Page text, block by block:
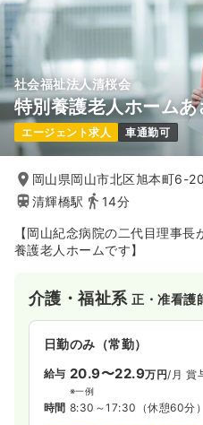
社会福祉法人清桜会
特別養護老人ホームあ
エージェント求人 車通勤可
岡山県岡山市北区旭本町6-20
清輝橋駅
14分
【岡山紀念病院の二代目理事
養護老人ホームです】
介護・福祉系正・准看護
日勤のみ（常勤）
給与 20.9〜22.9万円/月 賞
※一例
時間 8:30～17:30 （休憩60分）